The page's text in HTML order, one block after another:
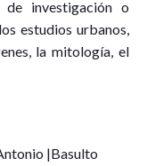
de investigación o
estudios urbanos,
la mitología, el
|Basulto